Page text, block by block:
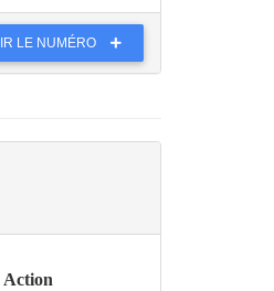
LE NUMÉRO
Action